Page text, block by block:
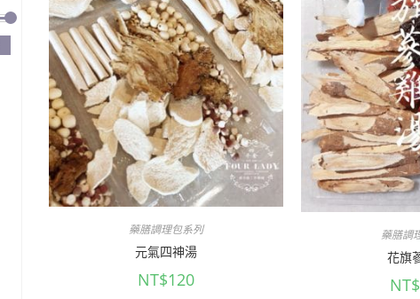
藥膳調理包系列
元氣四神湯
NT$120
藥膳調
花旗
NT$